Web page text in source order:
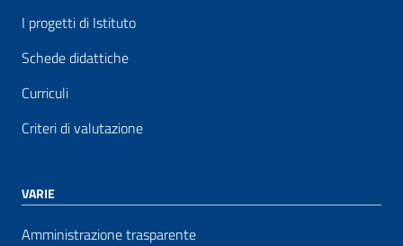
I progetti di Istituto
Schede didattiche
Curriculi
Criteri di valutazione
VARIE
Amministrazione trasparente